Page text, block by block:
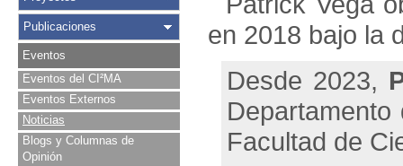
Publicaciones
Eventos
Eventos del CI²MA
Eventos Externos
Noticias
Blogs y Columnas de
Opinión
en 2018 bajo la
Desde 2023,
Facultad de